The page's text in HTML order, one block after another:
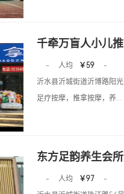
千牵万盲人小儿
- 人均 ￥59
-
沂水县沂城街道沂博路阳
足疗按摩，推拿按摩，养...
东方足韵养生会所
- 人均 ￥97
-